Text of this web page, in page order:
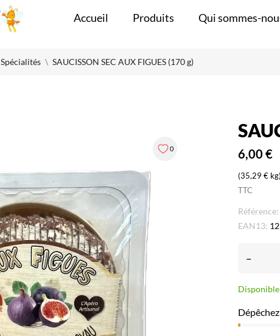
Accueil Produits Qui sommes-
Spécialités SAUCISSON SEC AUX FIGUES (170 g)
0 6,00 €
(35,29 € kg)
TTC
Référence:
EAN13:
–
Disponible